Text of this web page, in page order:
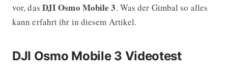
vor, das DJI Osmo Mobile 3. Was der Gimbal so alles
kann erfahrt ihr in diesem Artikel.
DJI Osmo Mobile 3 Videotest